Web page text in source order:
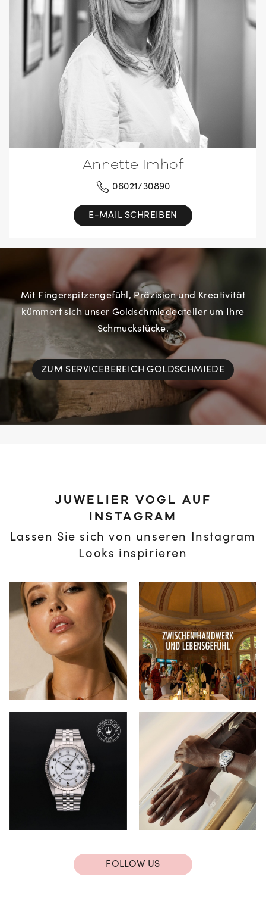
Annette Imhof
06021/30890
E-MAIL SCHREIBEN
Mit Fingerspitzengefühl, Präzision und Kreativität
kümmert sich unser Goldschmiedeatelier um Ihre
Schmuckstücke.
ZUM SERVICEBEREICH GOLDSCHMIEDE
JUWELIER VOGL AUF
INSTAGRAM
Lassen Sie sich von unseren Instagram
Looks inspirieren
FOLLOW US